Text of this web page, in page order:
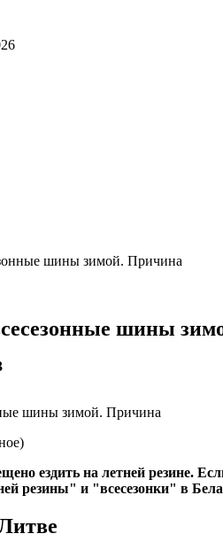
шины зимой. Причина
шины
ездить на летней резине.
резины" и "всесезонки" в